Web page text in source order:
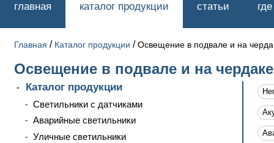
главная каталог продукции статьи
Главная / Каталог продукции /Освещение в подвале и на
Освещение в подвале и на чердаке
Каталог продукции
Светильники с датчиками
Аварийные светильники
Уличные светильники